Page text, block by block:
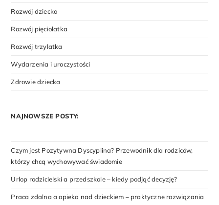
Rozwój dziecka
Rozwój pięciolatka
Rozwój trzylatka
Wydarzenia i uroczystości
Zdrowie dziecka
NAJNOWSZE POSTY:
Czym jest Pozytywna Dyscyplina? Przewodnik dla rodziców,
którzy chcą wychowywać świadomie
Urlop rodzicielski a przedszkole – kiedy podjąć decyzję?
Praca zdalna a opieka nad dzieckiem – praktyczne rozwiązania